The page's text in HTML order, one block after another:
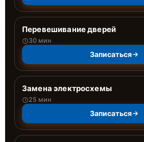
Перевешивание дверей
30 мин
Записаться
Замена электросхемы
25 мин
Записаться